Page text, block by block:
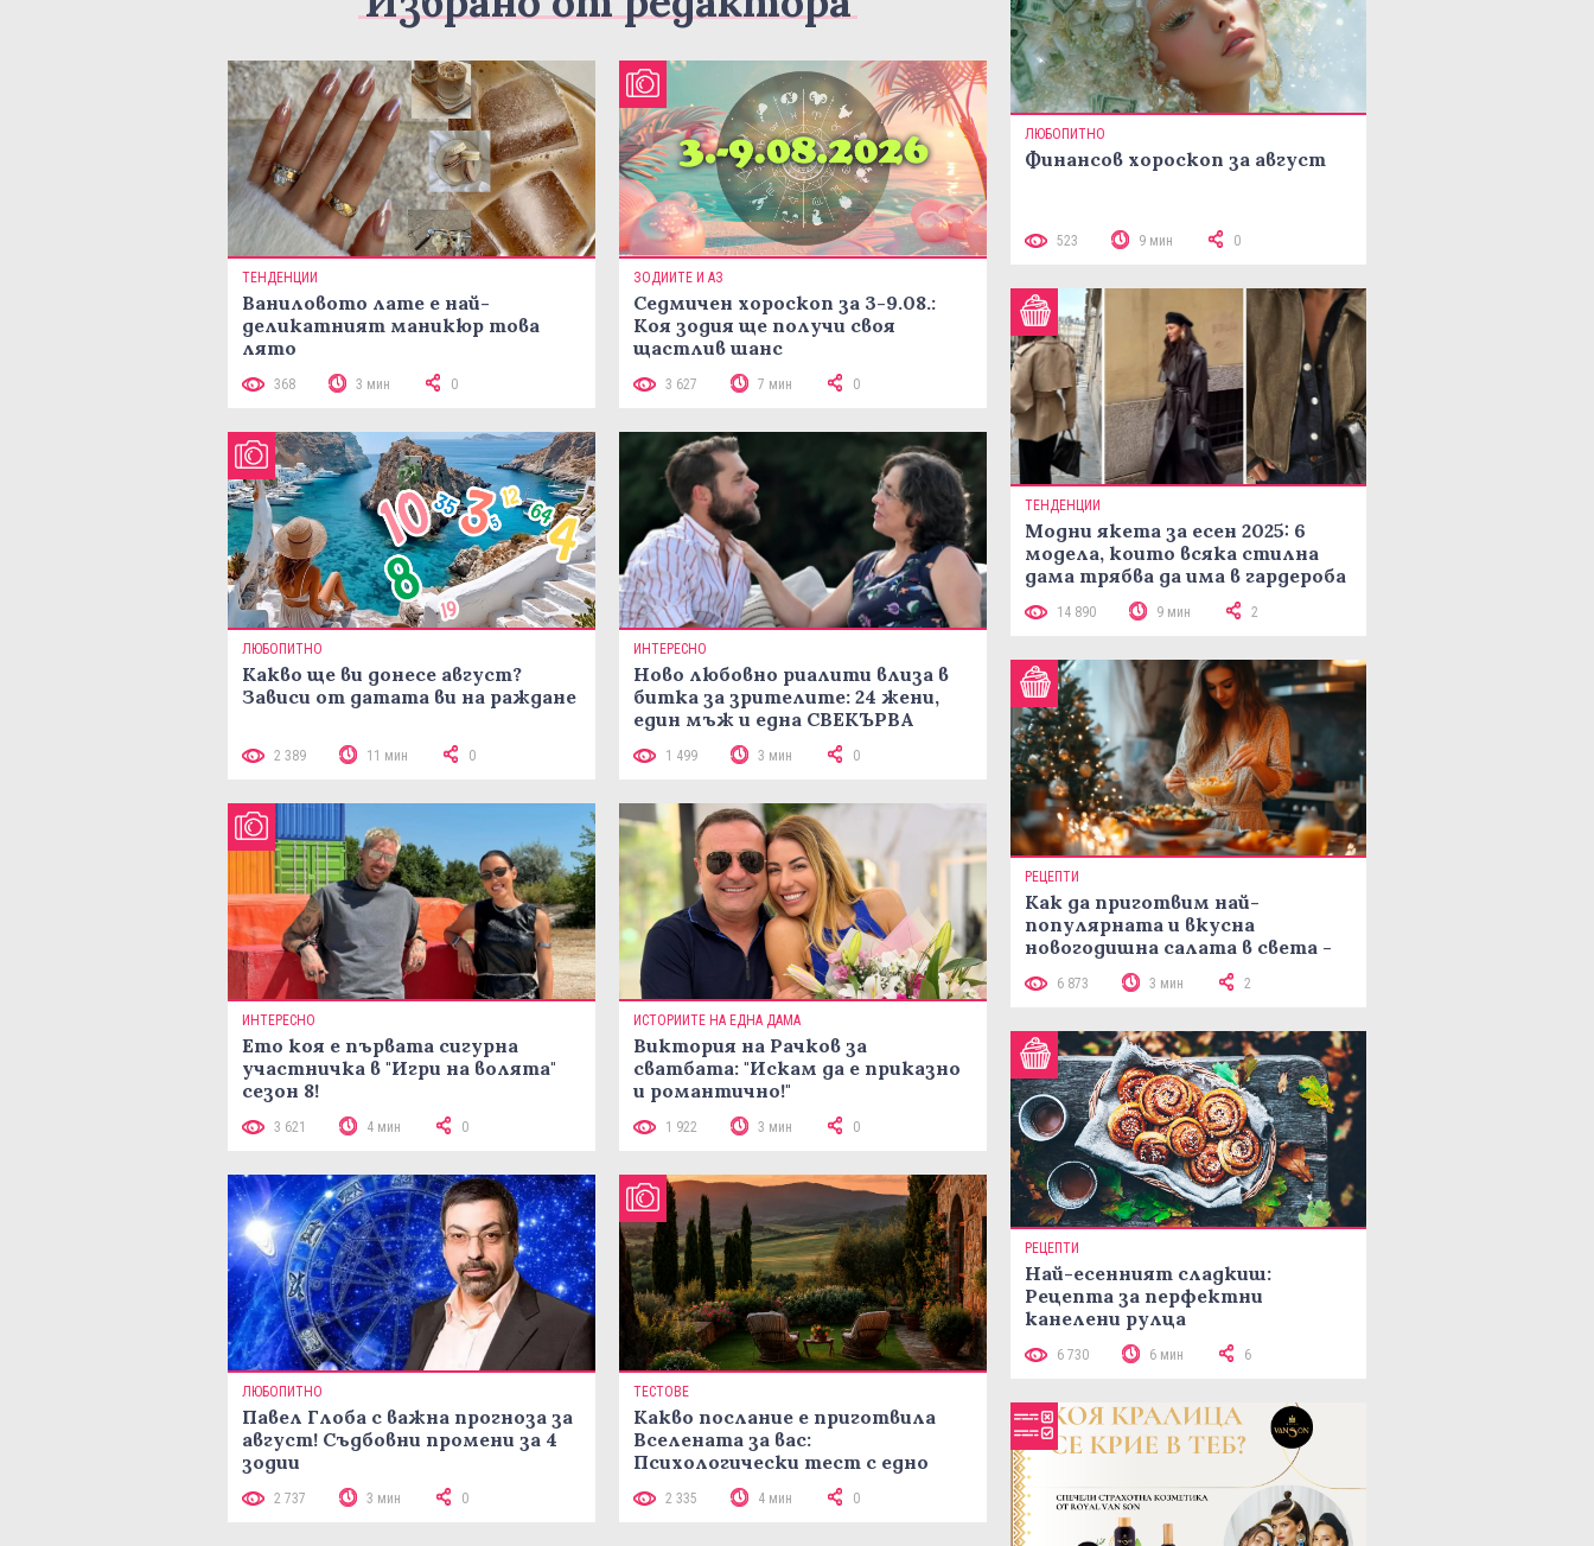
ТЕНДЕНЦИИ
Ваниловото лате е най-
деликатният маникюр това
лято
368 3 мин 0
ЗОДИИТЕ И АЗ
Седмичен хороскоп за 3-9.08.:
Коя зодия ще получи своя
щастлив шанс
3 627 7 мин 0
ЛЮБОПИТНО
Какво ще ви донесе август?
Зависи от датата ви на ражданe
2 389 11 мин 0
ИНТЕРЕСНО
Ново любовно риалити влиза в
битка за зрителите: 24 жени,
един мъж и една СВЕКЪРВА
1 499 3 мин 0
ИНТЕРЕСНО
Ето коя е първата сигурна
участничка в "Игри на волята"
сезон 8!
3 621 4 мин 0
ИСТОРИИТЕ НА ЕДНА ДАМА
Виктория на Рачков за
сватбата: "Искам да е приказно
и романтично!"
1 922 3 мин 0
ЛЮБОПИТНО
Павел Глоба с важна прогноза за
август! Съдбовни промени за 4
зодии
2 737 3 мин 0
ТЕСТОВЕ
Какво послание е приготвила
Вселената за вас:
Психологически тест с едно
2 335 4 мин 0
ЛЮБОПИТНО
Финансов хороскоп за август
523 9 мин 0
ТЕНДЕНЦИИ
Модни якета за есен 2025: 6
модела, които всяка стилна
дама трябва да има в гардероба
14 890 9 мин 2
РЕЦЕПТИ
Как да приготвим най-
популярната и вкусна
новогодишна салата в света -
рецепта Мимоза
6 873 3 мин 2
РЕЦЕПТИ
Най-есенният сладкиш:
Рецепта за перфектни
канелени рулца
6 730 6 мин 6